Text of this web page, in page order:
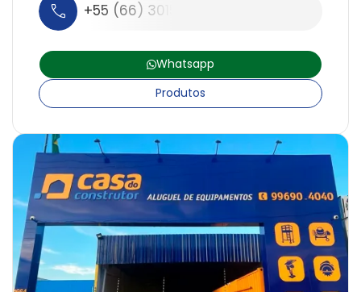
+55 (66) 3015-3131
Whatsapp
Produtos